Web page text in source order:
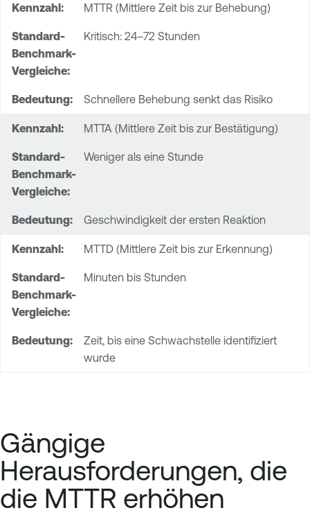
MTTR (Mittlere Zeit bis zur Behebung)
Kritisch: 24–72 Stunden
Schnellere Behebung senkt das Risiko
MTTA (Mittlere Zeit bis zur Bestätigung)
Weniger als eine Stunde
Geschwindigkeit der ersten Reaktion
MTTD (Mittlere Zeit bis zur Erkennung)
Minuten bis Stunden
Zeit, bis eine Schwachstelle identifiziert
wurde
Gängige
Herausforderungen, die
die MTTR erhöhen